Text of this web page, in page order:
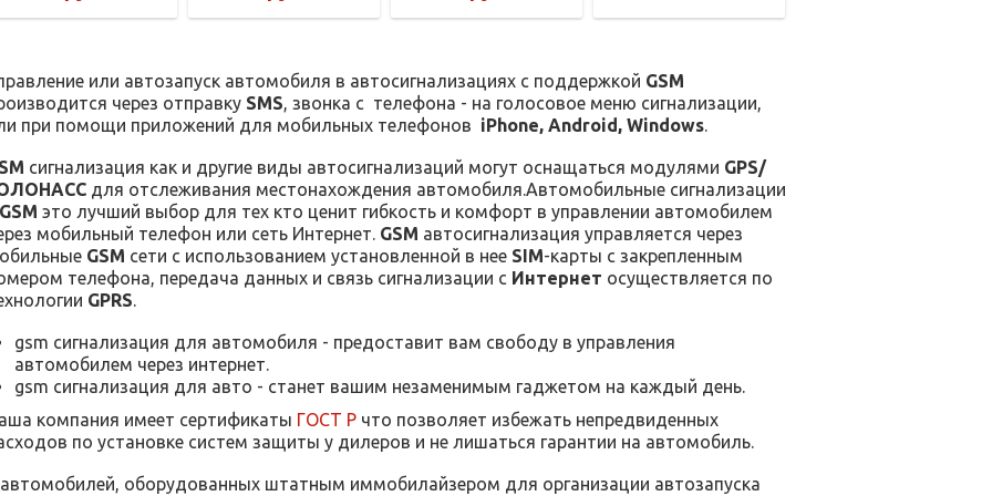
или автозапуск автомобиля в автосигнализациях с поддержкой GSM
через отправку SMS, звонка с телефона - на голосовое меню сигнализации,
при помощи приложений для мобильных телефонов iPhone, Android, Windows.
сигнализация как и другие виды автосигнализаций могут оснащаться модулями GPS/
для отслеживания местонахождения автомобиля.Автомобильные сигнализации
GSM это лучший выбор для тех кто ценит гибкость и комфорт в управлении автомобилем
мобильный телефон или сеть Интернет. GSM автосигнализация управляется через
GSM сети с использованием установленной в нее SIM-карты с закрепленным
телефона, передача данных и связь сигнализации с Интернет осуществляется по
GPRS.
gsm сигнализация для автомобиля - предоставит вам свободу в управления
автомобилем через интернет.
gsm сигнализация для авто - станет вашим незаменимым гаджетом на каждый день.
компания имеет сертификаты ГОСТ Р что позволяет избежать непредвиденных
по установке систем защиты у дилеров и не лишаться гарантии на автомобиль.
оборудованных штатным иммобилайзером для организации автозапуска